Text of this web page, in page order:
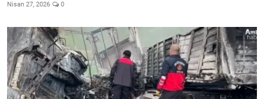
Nisan 27, 2026 0